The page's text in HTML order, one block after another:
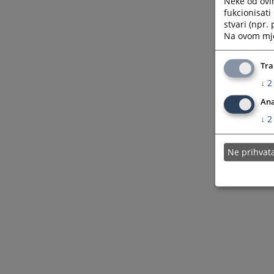
fukcionisati
stvari (npr.
Na ovom
↓ 2
↓ 2
Ne